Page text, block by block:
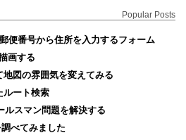
Popular Posts
便番号から住所を入力するフォーム
画する
図の雰囲気を変えてみる
ルート検索
スマン問題を解決する
べてみました